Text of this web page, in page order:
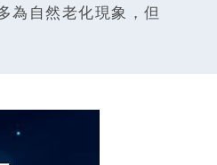
為自然老化現象，但